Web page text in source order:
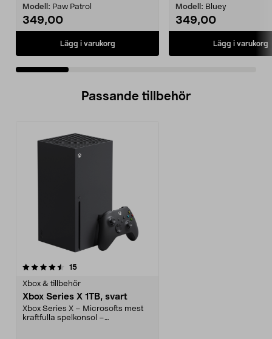
Modell: Paw Patrol
349,00
Lägg i varukorg
Modell: Bluey
349,00
Lägg i varukorg
Passande tillbehör
15recensioner
Xbox & tillbehör
Xbox Series X 1TB, svart
Xbox Series X – Microsofts mest
kraftfulla spelkonsol –